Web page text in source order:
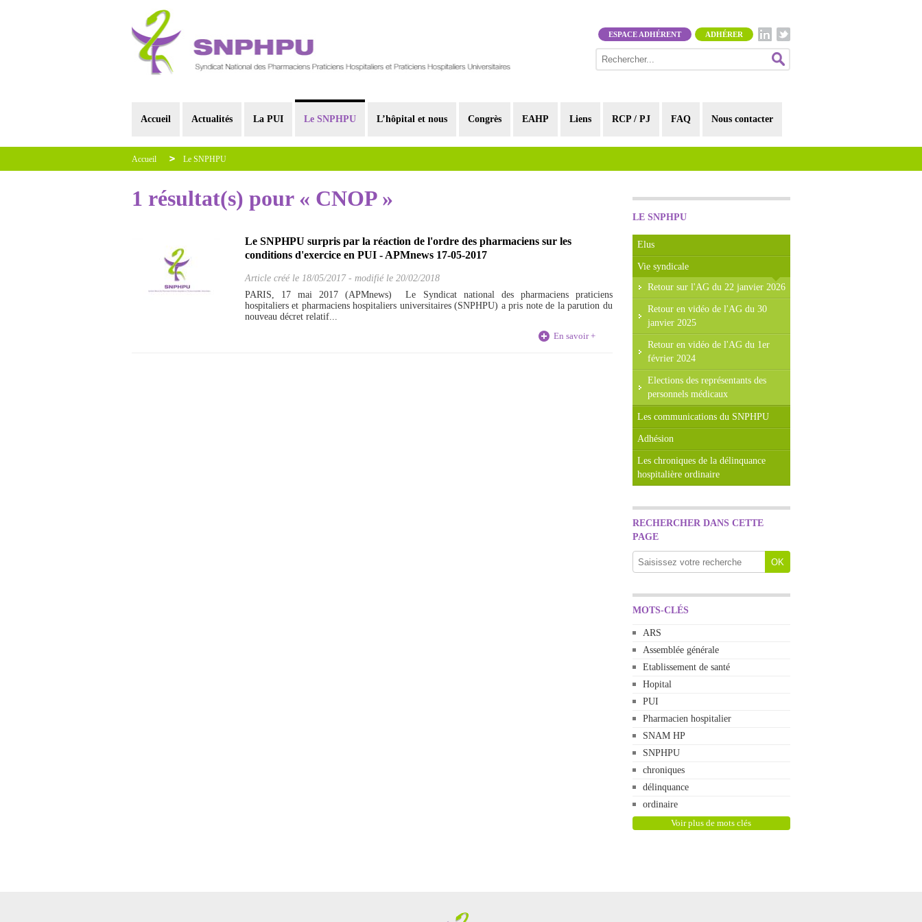
ADHÉRER
ESPACE ADHÉRENT
Accueil Actualités La PUI Le SNPHPU L’hôpital et nous Congrès EAHP Liens RCP / PJ FAQ Nous contacter
Accueil Le SNPHPU
LE SNPHPU
Elus
Vie syndicale
Retour sur l'AG du 22 janvier 2026
Retour en vidéo de l'AG du 30
janvier 2025
Retour en vidéo de l'AG du 1er
février 2024
Elections des représentants des
personnels médicaux
Les communications du SNPHPU
Adhésion
Les chroniques de la délinquance
hospitalière ordinaire
RECHERCHER DANS CETTE
PAGE
MOTS-CLÉS
ARS
Assemblée générale
Etablissement de santé
Hopital
PUI
Pharmacien hospitalier
SNAM HP
SNPHPU
chroniques
délinquance
ordinaire
Voir plus de mots clés
1 résultat(s) pour « CNOP »
Le SNPHPU surpris par la réaction de l'ordre des pharmaciens sur les
conditions d'exercice en PUI - APMnews 17-05-2017
Article créé le 18/05/2017- modifié le 20/02/2018
PARIS, 17 mai 2017 (APMnews) Le Syndicat national des pharmaciens praticiens
hospitaliers et pharmaciens hospitaliers universitaires (SNPHPU) a pris note de la parution du
nouveau décret relatif...
En savoir +